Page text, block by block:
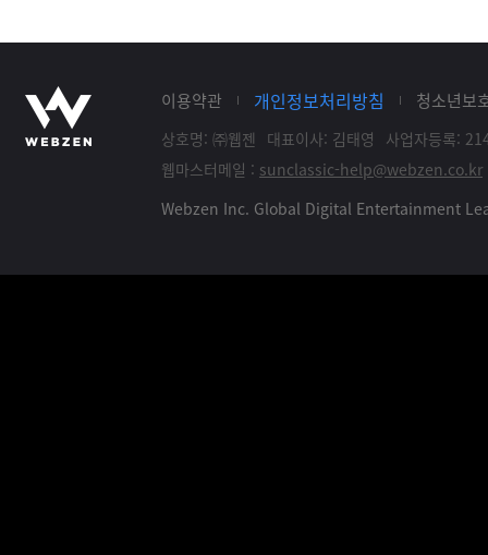
이용약관 개인정보처리방침 청소년보
상호명: ㈜웹젠 대표이사: 김태영
사업자등록:
웹마스터메일 : sunclassic-help@webzen.co.kr
Webzen Inc. Global Digital Entertainment